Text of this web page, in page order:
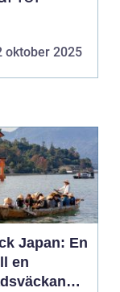
oktober 2025
Japan: En
en